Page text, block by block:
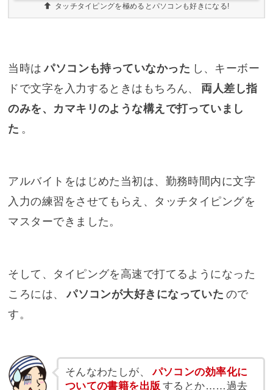
タッチタイピングを極めるとパソコンも好きになる!
当時は パソコンも持っていなかった し、キーボー
ドで文字を入力するときはもちろん、
両人差し指
のみを、カマキリのような構えで打っていまし
た 。
アルバイトをはじめた当初は、勤務時間内に文字
入力の練習をさせてもらえ、タッチタイピングを
マスターできました。
そして、タイピングを高速で打てるようになった
ころには、
パソコンが大好きになっていた ので
す。
そんなわたしが、
パソコンの効率化に
ついての書籍を出版 するとか……過去